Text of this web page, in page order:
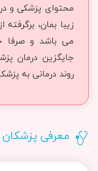
محتوای پزشکی و
زیبا بمان،
می باشد و صرفا
جایگزین درمان
روند درمانی به
معرفی